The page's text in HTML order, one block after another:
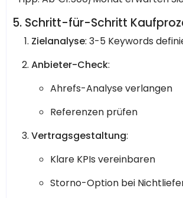
5. Schritt-für-Schritt
Zielanalyse: 3-5 Keywords
Anbieter-Check:
Ahrefs-Analyse verlangen
Referenzen prüfen
Vertragsgestaltung:
Klare KPIs vereinbaren
Storno-Option bei